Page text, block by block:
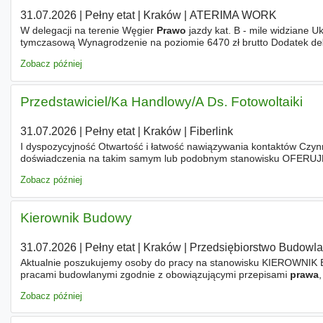
31.07.2026| Pełny etat| Kraków| ATERIMA WORK
W delegacji na terenie Węgier Prawo jazdy kat. B - mile widziane
tymczasową Wynagrodzenie na poziomie 6470 zł brutto Dodatek
Zobacz później
Przedstawiciel/Ka Handlowy/A Ds. Fotowoltaiki
31.07.2026| Pełny etat| Kraków| Fiberlink
I dyspozycyjność Otwartość i łatwość nawiązywania kontaktów
doświadczenia na takim samym lub podobnym stanowisku
Zobacz później
Kierownik Budowy
31.07.2026| Pełny etat| Kraków| Przedsiębiorstwo
Aktualnie poszukujemy osoby do pracy na stanowisku KIEROWNIK
pracami budowlanymi zgodnie z obowiązującymi przepisami prawa,
Zobacz później